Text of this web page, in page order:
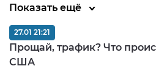
Показать ещё
Прощай, трафик? Что
США
27.01 21:21